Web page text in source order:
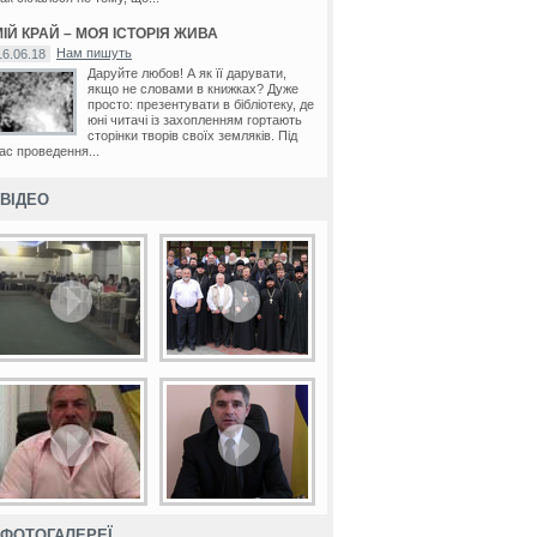
КРАЙ – МОЯ ІСТОРІЯ ЖИВА
Нам пишуть
Даруйте любов! А як її дарувати,
якщо не словами в книжках? Дуже
просто: презентувати в бібліотеку, де
юні читачі із захопленням гортають
сторінки творів своїх земляків. Під
проведення...
ВІДЕО